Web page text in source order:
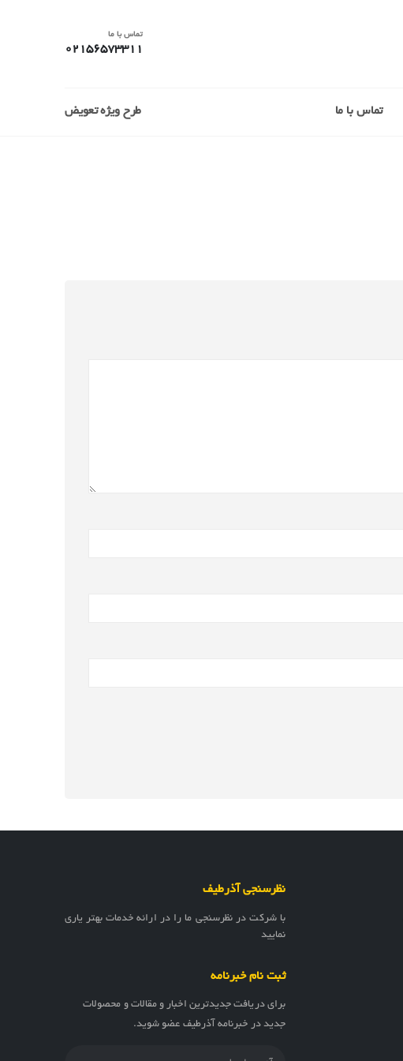
تماس با ما
02156573311
تماس با ما طرح ویژه تعویض
نظرسنجی آذرطیف
با شرکت در نظرسنجی ما را در ارائه خدمات بهتر یاری
نمایید
ثبت نام خبرنامه
برای دریافت جدیدترین اخبار و مقالات و محصولات
جدید در خبرنامه آذرطیف عضو شوید.